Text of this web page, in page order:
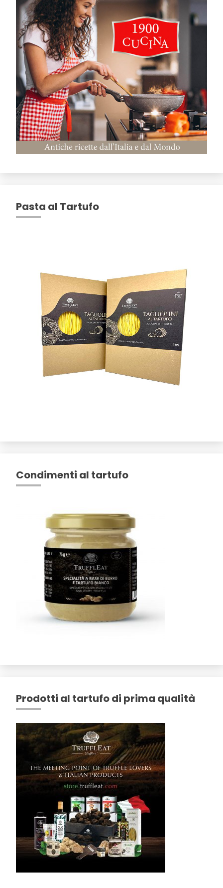
Pasta al Tartufo
Condimenti al tartufo
Prodotti al tartufo di prima qualità